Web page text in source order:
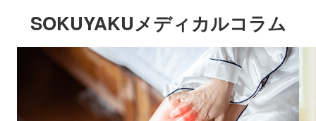
SOKUYAKUメディカルコラム